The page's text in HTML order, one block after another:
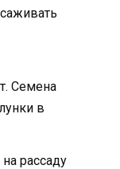
Семена
в
рассаду